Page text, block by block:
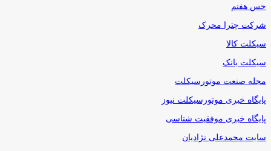
حس هفتم
شرکت چترا محرک
سیکلت کالا
سیکلت بانک
مجله صنعت موتورسیکلت
پایگاه خبری موتورسیکلت نیوز
پایگاه خبری موفقیت شناسی
سایت محمدعلی نژادیان